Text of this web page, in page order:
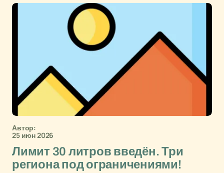
Автор:
25 июн 2026
Лимит 30 литров введён. Три
региона под ограничениями!